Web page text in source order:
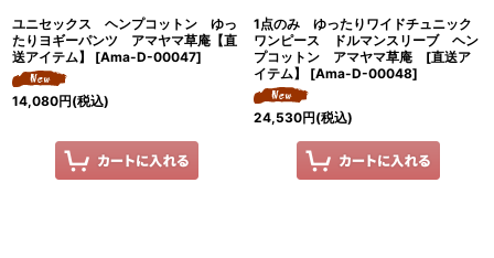
ユニセックス ヘンプコットン ゆっ
たりヨギーパンツ アマヤマ草庵【直
送アイテム】
[Ama-D-00047]
14,080円(税込)
1点のみ ゆったりワイドチュニック
ワンピース ドルマンスリーブ ヘン
プコットン アマヤマ草庵 [直送ア
イテム】
[Ama-D-00048]
24,530円(税込)